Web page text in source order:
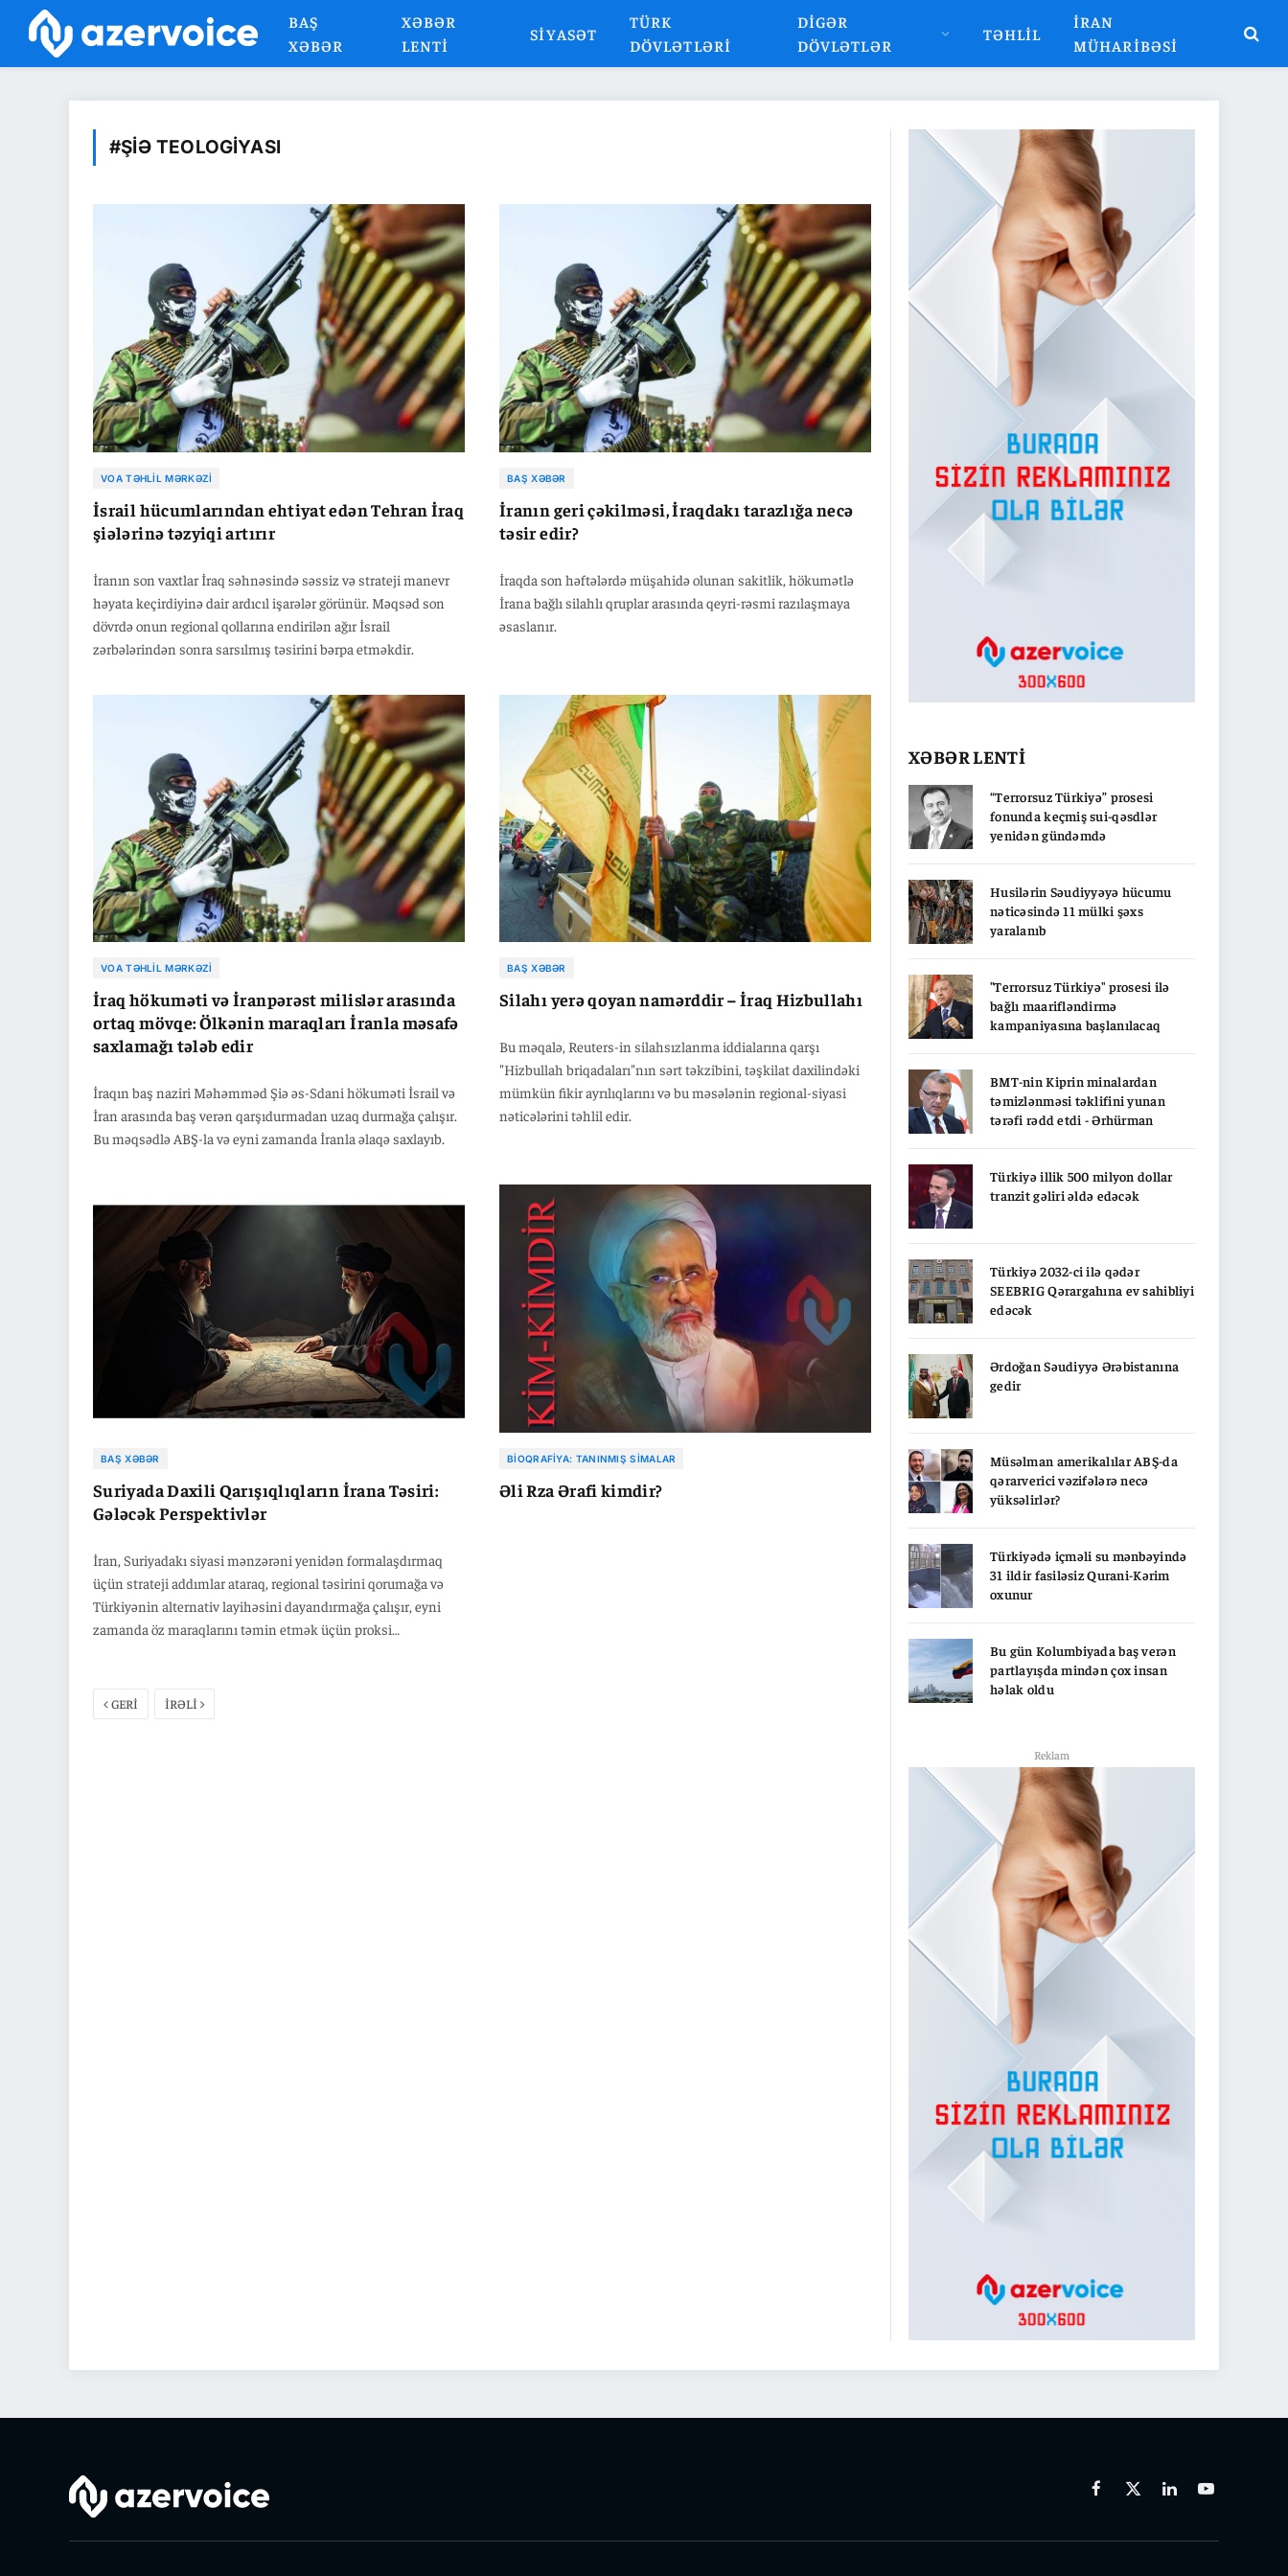
BAŞ
XƏBƏR
XƏBƏR
LENTI
SIYASƏT
TÜRK
DÖVLƏTLƏRI
DIGƏR
DÖVLƏTLƏR
TƏHLIL
İRAN
MÜHARIBƏSI
#ŞIƏ TEOLOGIYASI
VOA TƏHLIL MƏRKƏZI
İsrail hücumlarından ehtiyat edən Tehran İraq
şiələrinə təzyiqi artırır
İranın son vaxtlar İraq səhnəsində səssiz və strateji manevr
həyata keçirdiyinə dair ardıcıl işarələr görünür. Məqsəd son
dövrdə onun regional qollarına endirilən ağır İsrail
zərbələrindən sonra sarsılmış təsirini bərpa etməkdir.
BAŞ XƏBƏR
İranın geri çəkilməsi, İraqdakı tarazlığa necə
təsir edir?
İraqda son həftələrdə müşahidə olunan sakitlik, hökumətlə
İrana bağlı silahlı qruplar arasında qeyri-rəsmi razılaşmaya
əsaslanır.
VOA TƏHLIL MƏRKƏZI
İraq hökuməti və İranpərəst milislər arasında
ortaq mövqe: Ölkənin maraqları İranla məsafə
saxlamağı tələb edir
İraqın baş naziri Məhəmməd Şiə əs-Sdani hökuməti İsrail və
İran arasında baş verən qarşıdurmadan uzaq durmağa çalışır.
Bu məqsədlə ABŞ-la və eyni zamanda İranla əlaqə saxlayıb.
BAŞ XƏBƏR
Silahı yerə qoyan namərddir – İraq Hizbullahı
Bu məqalə, Reuters-in silahsızlanma iddialarına qarşı
"Hizbullah briqadaları"nın sərt təkzibini, təşkilat daxilindəki
mümkün fikir ayrılıqlarını və bu məsələnin regional-siyasi
nəticələrini təhlil edir.
BAŞ XƏBƏR
Suriyada Daxili Qarışıqlıqların İrana Təsiri:
Gələcək Perspektivlər
İran, Suriyadakı siyasi mənzərəni yenidən formalaşdırmaq
üçün strateji addımlar ataraq, regional təsirini qorumağa və
Türkiyənin alternativ layihəsini dayandırmağa çalışır, eyni
zamanda öz maraqlarını təmin etmək üçün proksi
BIOQRAFIYA: TANINMIŞ SIMALAR
Əli Rza Ərafi kimdir?
GERİ İRƏLİ
XƏBƏR LENTİ
“Terrorsuz Türkiyə” prosesi
fonunda keçmiş sui-qəsdlər
yenidən gündəmdə
Husilərin Səudiyyəyə hücumu
nəticəsində 11 mülki şəxs
yaralanıb
"Terrorsuz Türkiyə" prosesi ilə
bağlı maarifləndirmə
kampaniyasına başlanılacaq
BMT-nin Kiprin minalardan
təmizlənməsi təklifini yunan
tərəfi rədd etdi - Ərhürman
Türkiyə illik 500 milyon dollar
tranzit gəliri əldə edəcək
Türkiyə 2032-ci ilə qədər
SEEBRIG Qərargahına ev sahibliyi
edəcək
Ərdoğan Səudiyyə Ərəbistanına
gedir
Müsəlman amerikalılar ABŞ-da
qərarverici vəzifələrə necə
yüksəlirlər?
Türkiyədə içməli su mənbəyində
31 ildir fasiləsiz Qurani-Kərim
oxunur
Bu gün Kolumbiyada baş verən
partlayışda mindən çox insan
həlak oldu
Reklam
Facebook
X
LinkedinYoutube